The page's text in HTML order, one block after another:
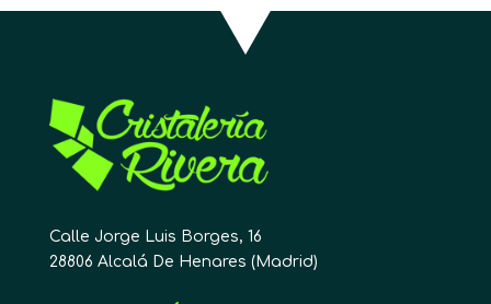
Calle Jorge Luis Borges, 16
28806 Alcalá De Henares (Madrid)